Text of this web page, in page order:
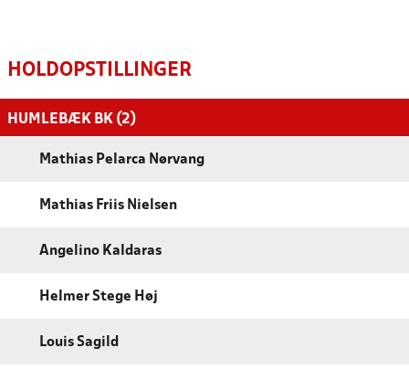
HOLDOPSTILLINGER
HUMLEBÆK BK (2)
Mathias Pelarca Nørvang
Mathias Friis Nielsen
Angelino Kaldaras
Helmer Stege Høj
Louis Sagild